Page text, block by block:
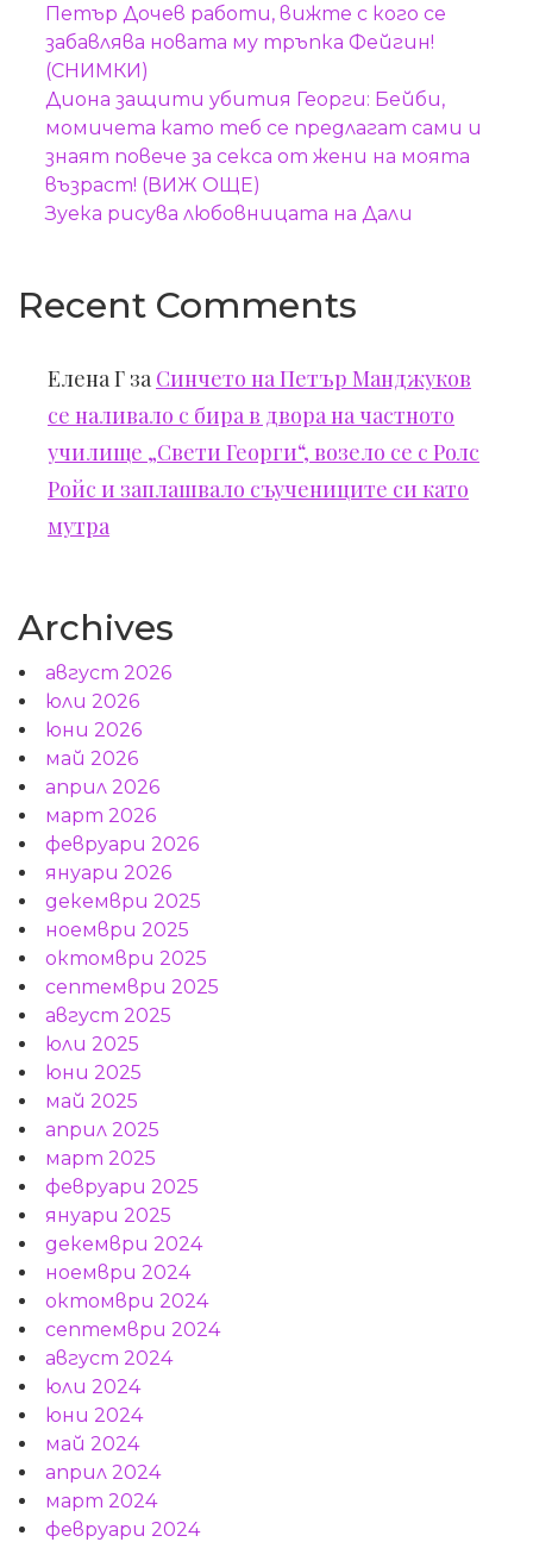
Петър Дочев работи, вижте с кого се
забавлява новата му тръпка Фейгин!
(СНИМКИ)
Диона защити убития Георги: Бейби,
момичета като теб се предлагат сами и
знаят повече за секса от жени на моята
възраст! (ВИЖ ОЩЕ)
Зуека рисува любовницата на Дали
Recent Comments
Елена Г за Синчето на Петър Манджуков
се наливало с бира в двора на частното
училище „Свети Георги“, возело се с Ролс
Ройс и заплашвало съучениците си като
мутра
Archives
август 2026
юли 2026
юни 2026
май 2026
април 2026
март 2026
февруари 2026
януари 2026
декември 2025
ноември 2025
октомври 2025
септември 2025
август 2025
юли 2025
юни 2025
май 2025
април 2025
март 2025
февруари 2025
януари 2025
декември 2024
ноември 2024
октомври 2024
септември 2024
август 2024
юли 2024
юни 2024
май 2024
април 2024
март 2024
февруари 2024